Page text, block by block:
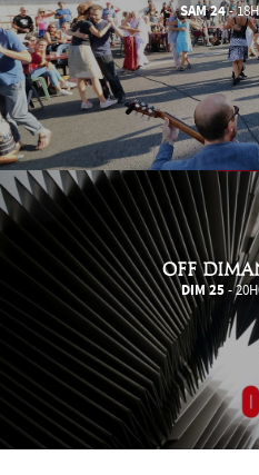
SAM 24-
OFF
DIM 25 -